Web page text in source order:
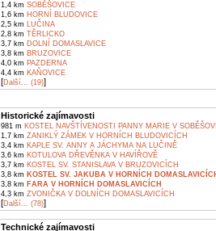
1,4 km SOBĚŠOVICE
1,6 km HORNÍ BLUDOVICE
2,5 km LUČINA
2,8 km TĚRLICKO
3,7 km DOLNÍ DOMASLAVICE
3,8 km BRUZOVICE
4,0 km PAZDERNA
4,4 km KAŇOVICE
[Další... (19)]
Historické zajímavosti
981 m KOSTEL NAVŠTÍVENOSTI PANNY MARIE V
1,7 km ZANIKLÝ ZÁMEK V HORNÍCH BLUDOVICÍCH
3,4 km KAPLE SV. ANNY A JÁCHYMA NA LUČINĚ
3,6 km KOTULOVA DŘEVĚNKA V HAVÍŘOVĚ
3,7 km KOSTEL SV. STANISLAVA V BRUZOVICÍCH
3,8 km KOSTEL SV. JAKUBA V HORNÍCH
3,8 km FARA V HORNÍCH DOMASLAVICÍCH
4,3 km ZVONIČKA V DOLNÍCH DOMASLAVICÍCH
[Další... (78)]
Technické zajímavosti